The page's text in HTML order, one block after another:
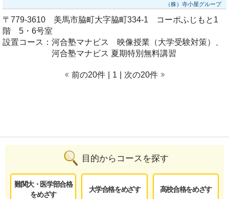
（株）寺小屋グループ
〒779-3610 美馬市脇町大字脇町334-1 コーポふじもと1
階 5・6号室
設置コース： 河合塾マナビス 映像授業（大学受験対策）、
河合塾マナビス 夏期特別無料講習
前の20件 1 次の20件
目的からコースを探す
難関大・医学部合格
をめざす
大学合格をめざす 高校合格をめざす